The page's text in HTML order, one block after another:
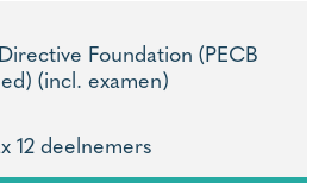
Foundation (PECB
(incl. examen)
12 deelnemers